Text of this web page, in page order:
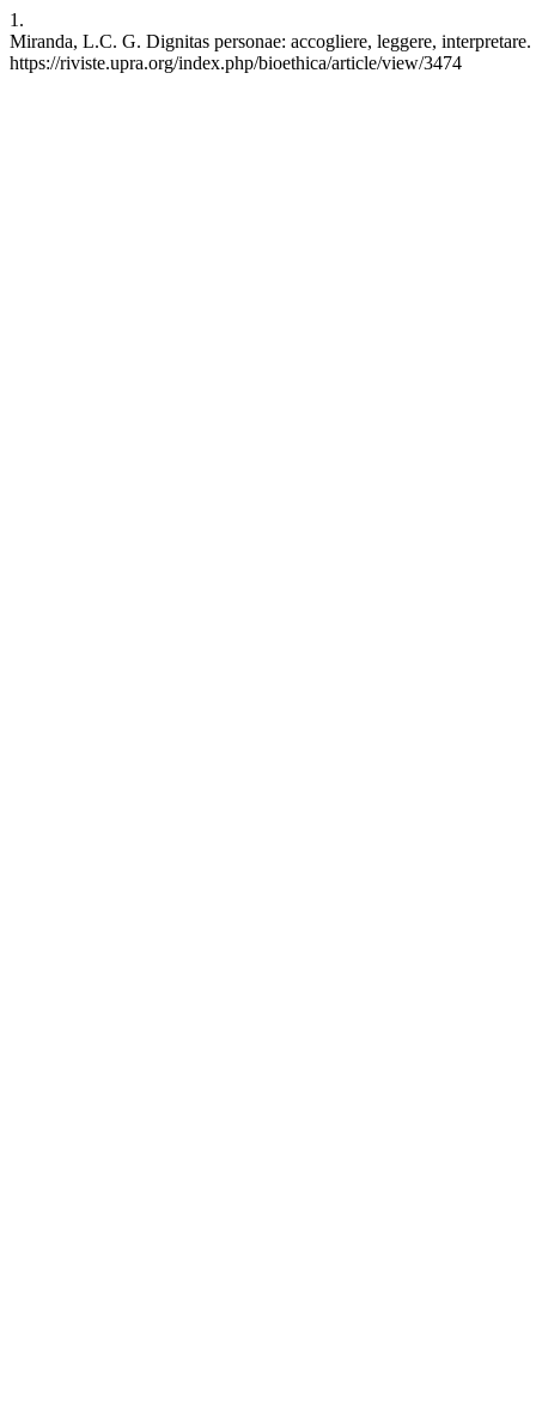
1.
Miranda, L.C. G. Dignitas personae: accogliere, leggere,
https://riviste.upra.org/index.php/bioethica/article/view/3474